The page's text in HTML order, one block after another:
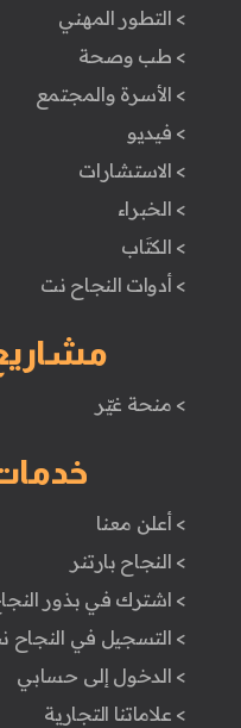
> التطور المهني
> طب وصحة
> الأسرة والمجتمع
> فيديو
> الاستشارات
> الخبراء
> الكتَاب
> أدوات النجاح نت
> منحة غيّر
> أعلن معنا
> النجاح بارتنر
> اشترك في بذور
> التسجيل في النجاح
> الدخول إلى حسابي
> علاماتنا التجارية